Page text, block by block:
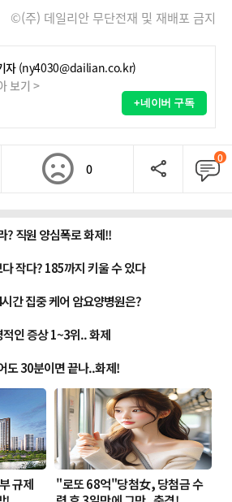
©(주) 데일리안 무단전재 및 재배포 금지
자 (ny4030@dailian.co.kr)
보기 >
+네이버 구독
0
0